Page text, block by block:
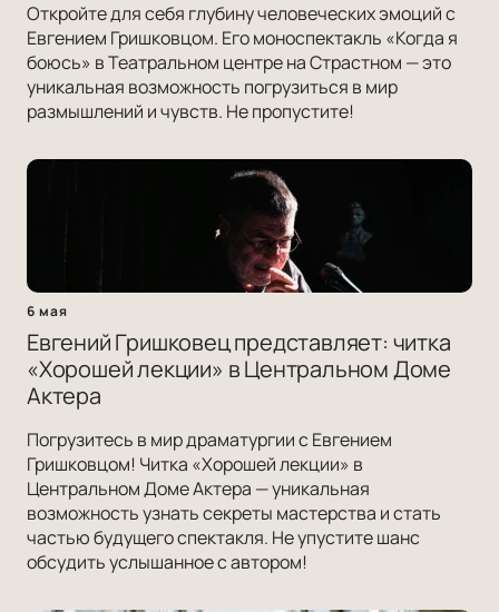
Откройте для себя глубину человеческих эмоций с
Евгением Гришковцом. Его моноспектакль «Когда я
боюсь» в Театральном центре на Страстном — это
уникальная возможность погрузиться в мир
размышлений и чувств. Не пропустите!
6 мая
Евгений Гришковец представляет: читка
«Хорошей лекции» в Центральном Доме
Актера
Погрузитесь в мир драматургии с Евгением
Гришковцом! Читка «Хорошей лекции» в
Центральном Доме Актера — уникальная
возможность узнать секреты мастерства и стать
частью будущего спектакля. Не упустите шанс
обсудить услышанное с автором!